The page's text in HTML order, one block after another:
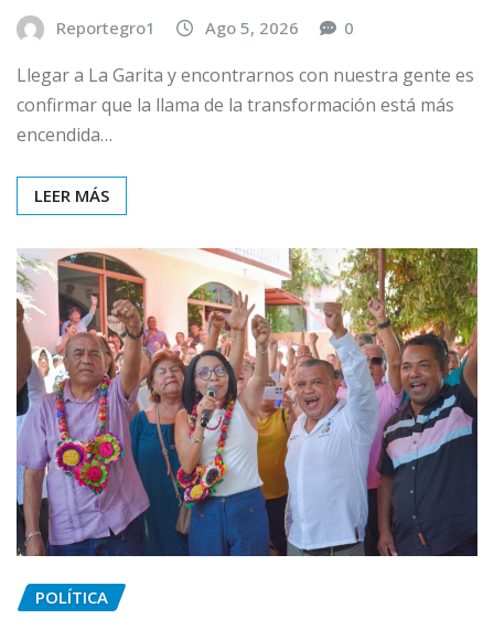
Reportegro1 Ago 5, 2026 0
Llegar a La Garita y encontrarnos con nuestra gente es
confirmar que la llama de la transformación está más
encendida…
LEER MÁS
POLÍTICA